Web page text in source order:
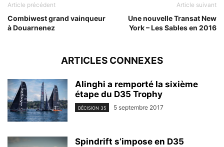
Article précédent
Combiwest grand vainqueur
à Douarnenez
Article suivant
Une nouvelle Transat New
York – Les Sables en 2016
ARTICLES CONNEXES
Alinghi a remporté la sixième
étape du D35 Trophy
DÉCISION 35 5 septembre 2017
Spindrift s’impose en D35